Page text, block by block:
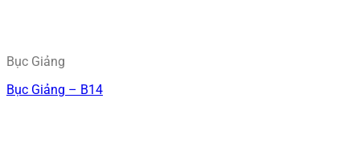
Bục Giảng
Bục Giảng – B14